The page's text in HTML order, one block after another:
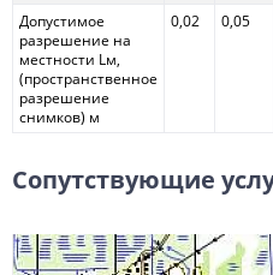
Допустимое
разрешение на
местности Lм,
(пространственное
разрешение
снимков) м
0,02 0,05
Сопутствующие